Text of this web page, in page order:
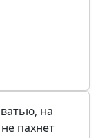
на
пахнет